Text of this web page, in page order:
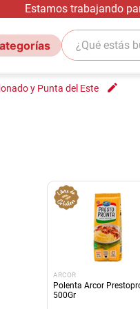
Estamos trabajando
¿Qué estás
y Punta del Este
ARCOR
Polenta Arcor
500Gr